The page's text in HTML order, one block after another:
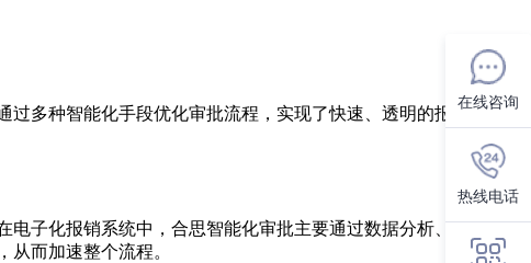
多种智能化手段优化审批流程，实现了快速、透明的报销体验。
子化报销系统中，合思智能化审批主要通过数据分析、智能推
而加速整个流程。
在线咨询
热线电话